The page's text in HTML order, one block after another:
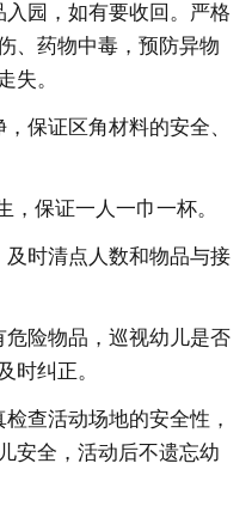
园，如有要收回。严格
、药物中毒，预防异物
失。
保证区角材料的安全、
，保证一人一巾一杯。
时清点人数和物品与接
险物品，巡视幼儿是否
时纠正。
查活动场地的安全性，
安全，活动后不遗忘幼